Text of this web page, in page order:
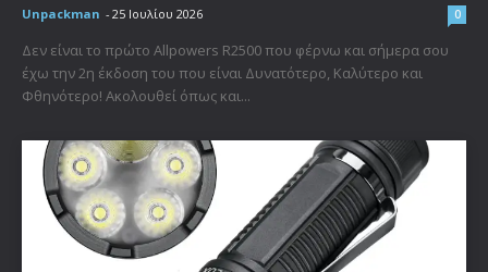
Unpackman - 25 Ιουλίου 2026 0
Δεν είναι το πρώτο Allpowers R2500 που φέρνω και σήμερα σου
έχω την 2η έκδοση του που είναι Δυνατότερο, Καλύτερο και
Φθηνότερο! Ακολουθεί όπως και...